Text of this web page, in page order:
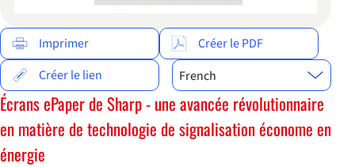
Imprimer
Créer le PDF
Créer le lien
Choix de la langue
French
Écrans ePaper de Sharp - une avancée révolutionnaire
en matière de technologie de signalisation économe en
énergie